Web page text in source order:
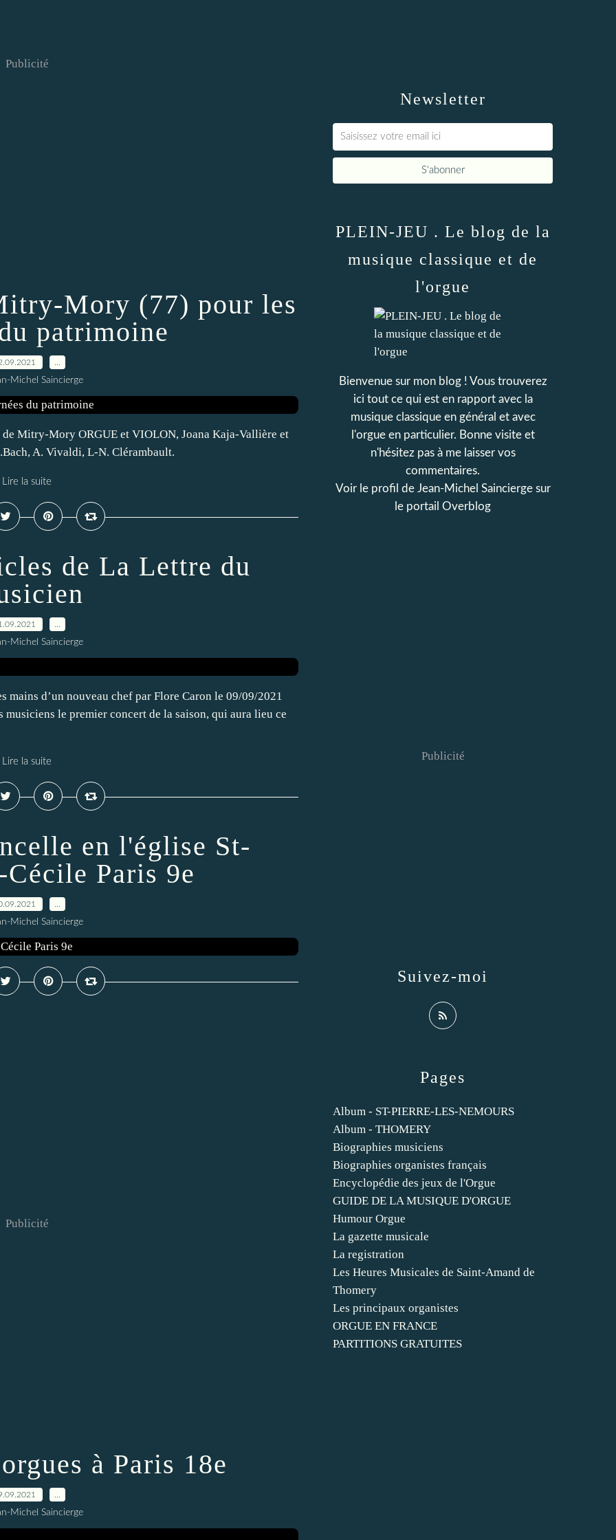
Publicité
Mory (77) pour les
patrimoine
Michel Saincierge
Mitry-Mory ORGUE et VIOLON, Joana Kaja-Vallière et
A. Vivaldi, L-N. Clérambault.
Lire la suite
de La Lettre du
Michel Saincierge
mains d’un nouveau chef par Flore Caron le 09/09/2021
le premier concert de la saison, qui aura lieu ce
Lire la suite
en l'église St-
Cécile Paris 9e
Michel Saincierge
Publicité
à Paris 18e
Michel Saincierge
Newsletter
Pages
Album - ST-PIERRE-LES-NEMOURS
Album - THOMERY
Biographies musiciens
Biographies organistes français
Encyclopédie des jeux de l'Orgue
GUIDE DE LA MUSIQUE D'ORGUE
Humour Orgue
La gazette musicale
La registration
Les Heures Musicales de Saint-Amand de
Thomery
Les principaux organistes
ORGUE EN FRANCE
PARTITIONS GRATUITES
PLEIN-JEU . Le blog de la
musique classique et de
l'orgue
Bienvenue sur mon blog ! Vous trouverez
ici tout ce qui est en rapport avec la
musique classique en général et avec
l'orgue en particulier. Bonne visite et
n'hésitez pas à me laisser vos
commentaires.
Voir le profil de Jean-Michel Sainciergesur
le portail Overblog
Suivez-moi
Publicité